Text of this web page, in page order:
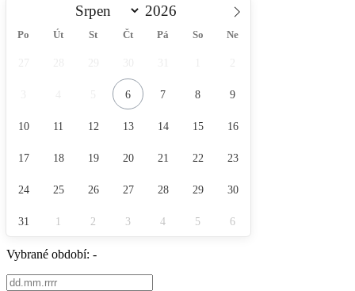
Po Út St Čt Pá So Ne
6 7 8 9
10 11 12 13 14 15 16
17 18 19 20 21 22 23
24 25 26 27 28 29 30
31 1 2 3 4 5 6
Vybrané období: -